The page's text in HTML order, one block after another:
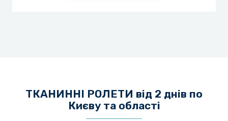
ТКАНИННІ РОЛЕТИ від 2 днів по
Києву та області